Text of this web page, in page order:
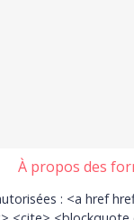
À propos des
: <a href